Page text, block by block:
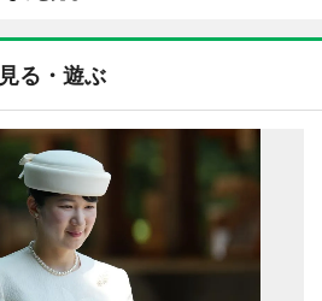
見る・遊ぶ